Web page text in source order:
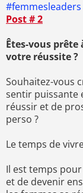
#femmesleaders
Post # 2
Êtes-vous
votre réussite ?
Souhaitez-vous
sentir puissante
réussir et de
perso ?
Le temps de
Il est temps
et de devenir